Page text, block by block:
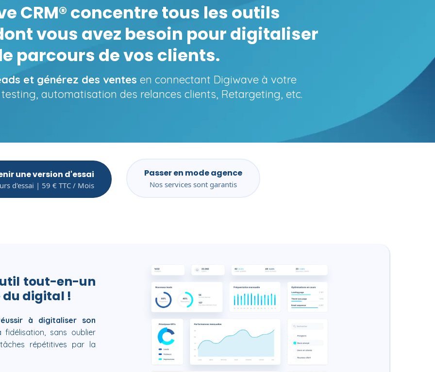
CRM® concentre tous les outils
vous avez besoin pour digitaliser
parcours de vos clients.
et générez des ventes en connectant Digiwave à votre
automatisation des relances clients, Retargeting, etc.
une version d'essai
d'essai | 59 € TTC / Mois
Passer en mode agence
Nos services sont garantis
tout-en-un
du digital !
à digitaliser son
sans oublier
répétitives par la